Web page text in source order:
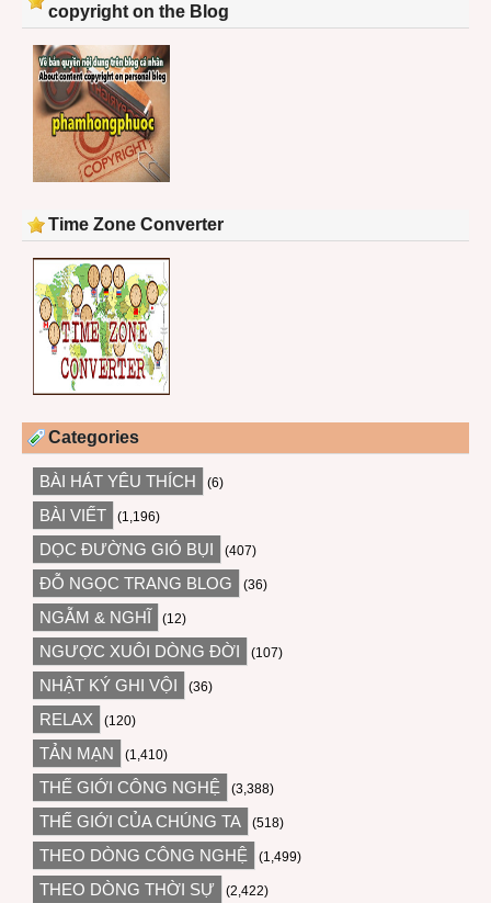
copyright on the Blog
Time Zone Converter
Categories
BÀI HÁT YÊU THÍCH (6)
BÀI VIẾT (1,196)
DỌC ĐƯỜNG GIÓ BỤI (407)
ĐỖ NGỌC TRANG BLOG (36)
NGẪM & NGHĨ (12)
NGƯỢC XUÔI DÒNG ĐỜI (107)
NHẬT KÝ GHI VỘI (36)
RELAX (120)
TẢN MẠN (1,410)
THẾ GIỚI CÔNG NGHỆ (3,388)
THẾ GIỚI CỦA CHÚNG TA (518)
THEO DÒNG CÔNG NGHỆ (1,499)
THEO DÒNG THỜI SỰ (2,422)